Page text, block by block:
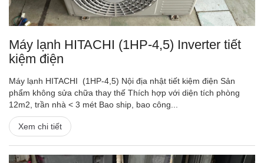
Máy lạnh HITACHI (1HP-4,5) Inverter tiết
kiệm điện
Máy lạnh HITACHI (1HP-4,5) Nội địa nhật tiết kiệm điện Sản
phẩm không sửa chữa thay thế Thích hợp với diện tích phòng
12m2, trần nhà < 3 mét Bao ship, bao công...
Xem chi tiết